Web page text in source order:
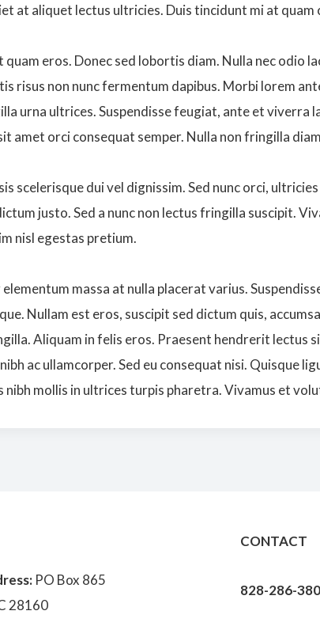
at aliquet lectus ultricies. Duis tincidunt mi at
quam eros. Donec sed lobortis diam. Nulla nec odio
risus non nunc fermentum dapibus. Morbi lorem
urna ultrices. Suspendisse feugiat, ante et
amet orci consequat semper. Nulla non fringilla
scelerisque dui vel dignissim. Sed nunc orci,
justo. Sed a nunc non lectus fringilla suscipit.
nisl egestas pretium.
massa at nulla placerat varius.
Nullam est eros, suscipit sed dictum quis,
Aliquam in felis eros. Praesent hendrerit lectus
ac ullamcorper. Sed eu consequat nisi. Quisque
nibh mollis in ultrices turpis pharetra. Vivamus et
PO Box 865
28160
CONTACT
828-286-